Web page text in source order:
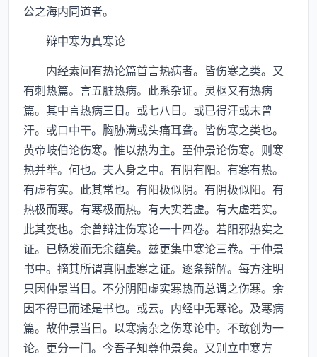
公之海内同道者。
辩中寒为真寒论
内经素问有热论篇首言热病者。皆伤寒之类。又
有刺热篇。言五脏热病。此系杂证。灵枢又有热病
篇。其中言热病三日。或七八日。或已得汗或未曾
汗。或口中干。胸胁满或头痛耳聋。皆伤寒之类也。
黄帝岐伯论伤寒。惟以热为主。至仲景论伤寒。则寒
热并举。何也。夫人身之中。有阴有阳。有寒有热。
有虚有实。此其常也。有阳极似阴。有阴极似阳。有
热极而寒。有寒极而热。有大实若虚。有大虚若实。
此其变也。余曾辩注伤寒论一十四卷。若阳邪热实之
证。已畅发而无余蕴矣。兹更集中寒论三卷。于仲景
书中。摘其所谓真阴虚寒之证。逐条辩解。每方注明
只因仲景当日。不分阴阳虚实寒热而总谓之伤寒。余
因不得已而述是书也。或云。内经中无寒论。及寒病
篇。故仲景当日。以寒病杂之伤寒论中。不敢创为一
论。更分一门。今吾子知尊仲景矣。又别立中寒方